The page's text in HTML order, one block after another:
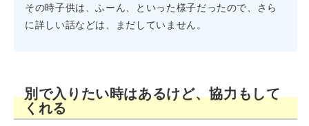
その時子供は、ふーん、といった様子だったので、さら
に詳しい話などは、まだしていません。
別で入りたい時はあるけど、協力もして
くれる